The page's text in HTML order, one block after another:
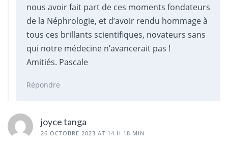
nous avoir fait part de ces moments fondateurs
de la Néphrologie, et d’avoir rendu hommage à
tous ces brillants scientifiques, novateurs sans
qui notre médecine n’avancerait pas !
Amitiés. Pascale
Répondre
joyce tanga
26 OCTOBRE 2023 AT 14 H 18 MIN